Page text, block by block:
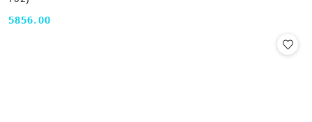
Cena:
5856.00